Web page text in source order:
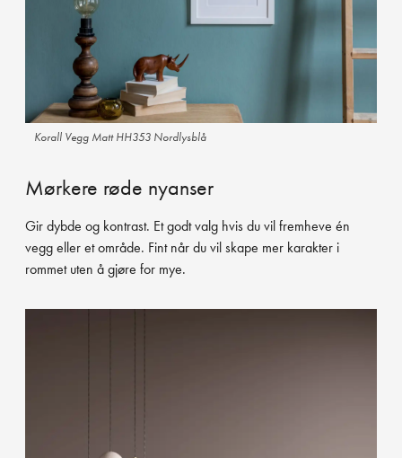
Korall Vegg Matt HH353 Nordlysblå
Mørkere røde nyanser
Gir dybde og kontrast. Et godt valg hvis du vil fremheve én
vegg eller et område. Fint når du vil skape mer karakter i
rommet uten å gjøre for mye.